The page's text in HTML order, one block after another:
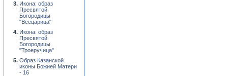
Икона: образ
Пресвятой
Богородицы
"Всецарица"
Икона: образ
Пресвятой
Богородицы
"Троеручица"
Образ Казанской
иконы Божией Матери
- 16